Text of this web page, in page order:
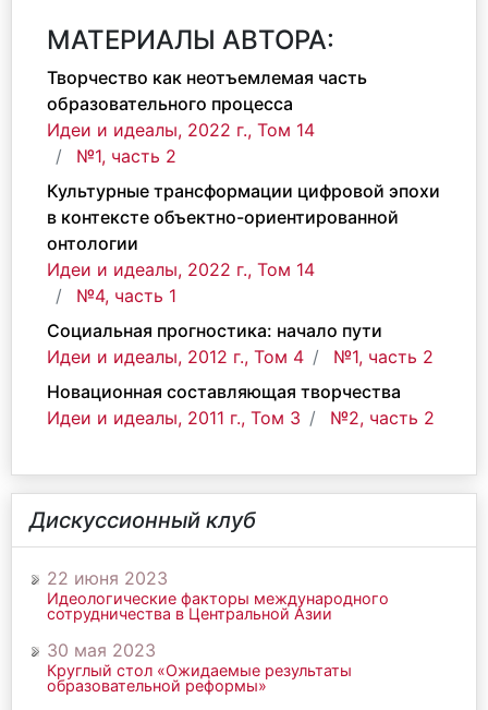
МАТЕРИАЛЫ АВТОРА:
Творчество как неотъемлемая часть
образовательного процесса
Идеи и идеалы, 2022 г., Том 14
№1, часть 2
Культурные трансформации цифровой эпохи
в контексте объектно-ориентированной
онтологии
Идеи и идеалы, 2022 г., Том 14
№4, часть 1
Социальная прогностика: начало пути
Идеи и идеалы, 2012 г., Том 4
№1, часть 2
Новационная составляющая творчества
Идеи и идеалы, 2011 г., Том 3
№2, часть 2
Дискуссионный клуб
22 июня 2023
Идеологические факторы международного
сотрудничества в Центральной Азии
30 мая 2023
Круглый стол «Ожидаемые результаты
образовательной реформы»